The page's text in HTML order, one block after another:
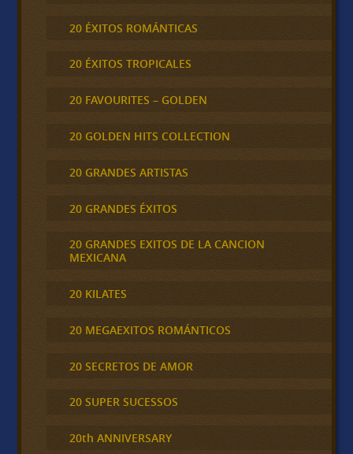
20 ÉXITOS ROMÁNTICAS
20 ÉXITOS TROPICALES
20 FAVOURITES – GOLDEN
20 GOLDEN HITS COLLECTION
20 GRANDES ARTISTAS
20 GRANDES ÉXITOS
20 GRANDES EXITOS DE LA CANCION
MEXICANA
20 KILATES
20 MEGAEXITOS ROMÁNTICOS
20 SECRETOS DE AMOR
20 SUPER SUCESSOS
20th ANNIVERSARY